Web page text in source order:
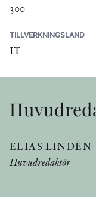
300
TILLVERKNINGSLAND
IT
ELIAS LINDÉN
Huvudredaktör